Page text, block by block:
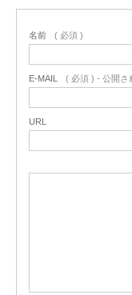
名前 ( 必須 )
E-MAIL ( 必須 ) - 公開さ
URL